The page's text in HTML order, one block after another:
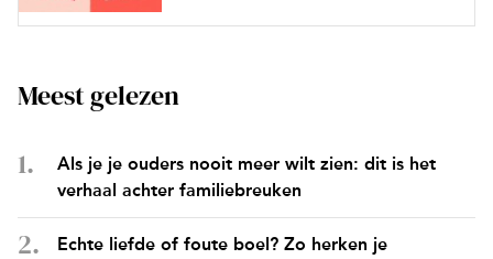
Meest gelezen
Als je je ouders nooit meer wilt zien: dit is het
verhaal achter familiebreuken
Echte liefde of foute boel? Zo herken je